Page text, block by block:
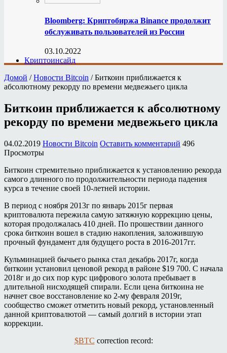
Bloomberg: Криптобиржа Binance продолжит
обслуживать пользователей из России
03.10.2022
Криптоинсайд
Домой / Новости Bitcoin / Биткоин приближается к
абсолютному рекорду по времени медвежьего цикла
Биткоин приближается к абсолютному
рекорду по времени медвежьего цикла
04.02.2019 Новости Bitcoin Оставить комментарий 496
Просмотры
Биткоин стремительно приближается к установлению рекорда
самого длинного по продолжительности периода падения
курса в течение своей 10-летней истории.
В период с ноября 2013г по январь 2015г первая
криптовалюта пережила самую затяжную коррекцию цены,
которая продолжалась 410 дней. По прошествии данного
срока биткоин вошел в стадию накопления, заложившую
прочный фундамент для будущего роста в 2016-2017гг.
Кульминацией бычьего рынка стал декабрь 2017г, когда
биткоин установил ценовой рекорд в районе $19 700. С начала
2018г и до сих пор курс цифрового золота пребывает в
длительной нисходящей спирали. Если цена биткоина не
начнет свое восстановление ко 2-му февраля 2019г,
сообщество сможет отметить новый рекорд, установленный
данной криптовалютой — самый долгий в истории этап
коррекции.
$BTC correction record: